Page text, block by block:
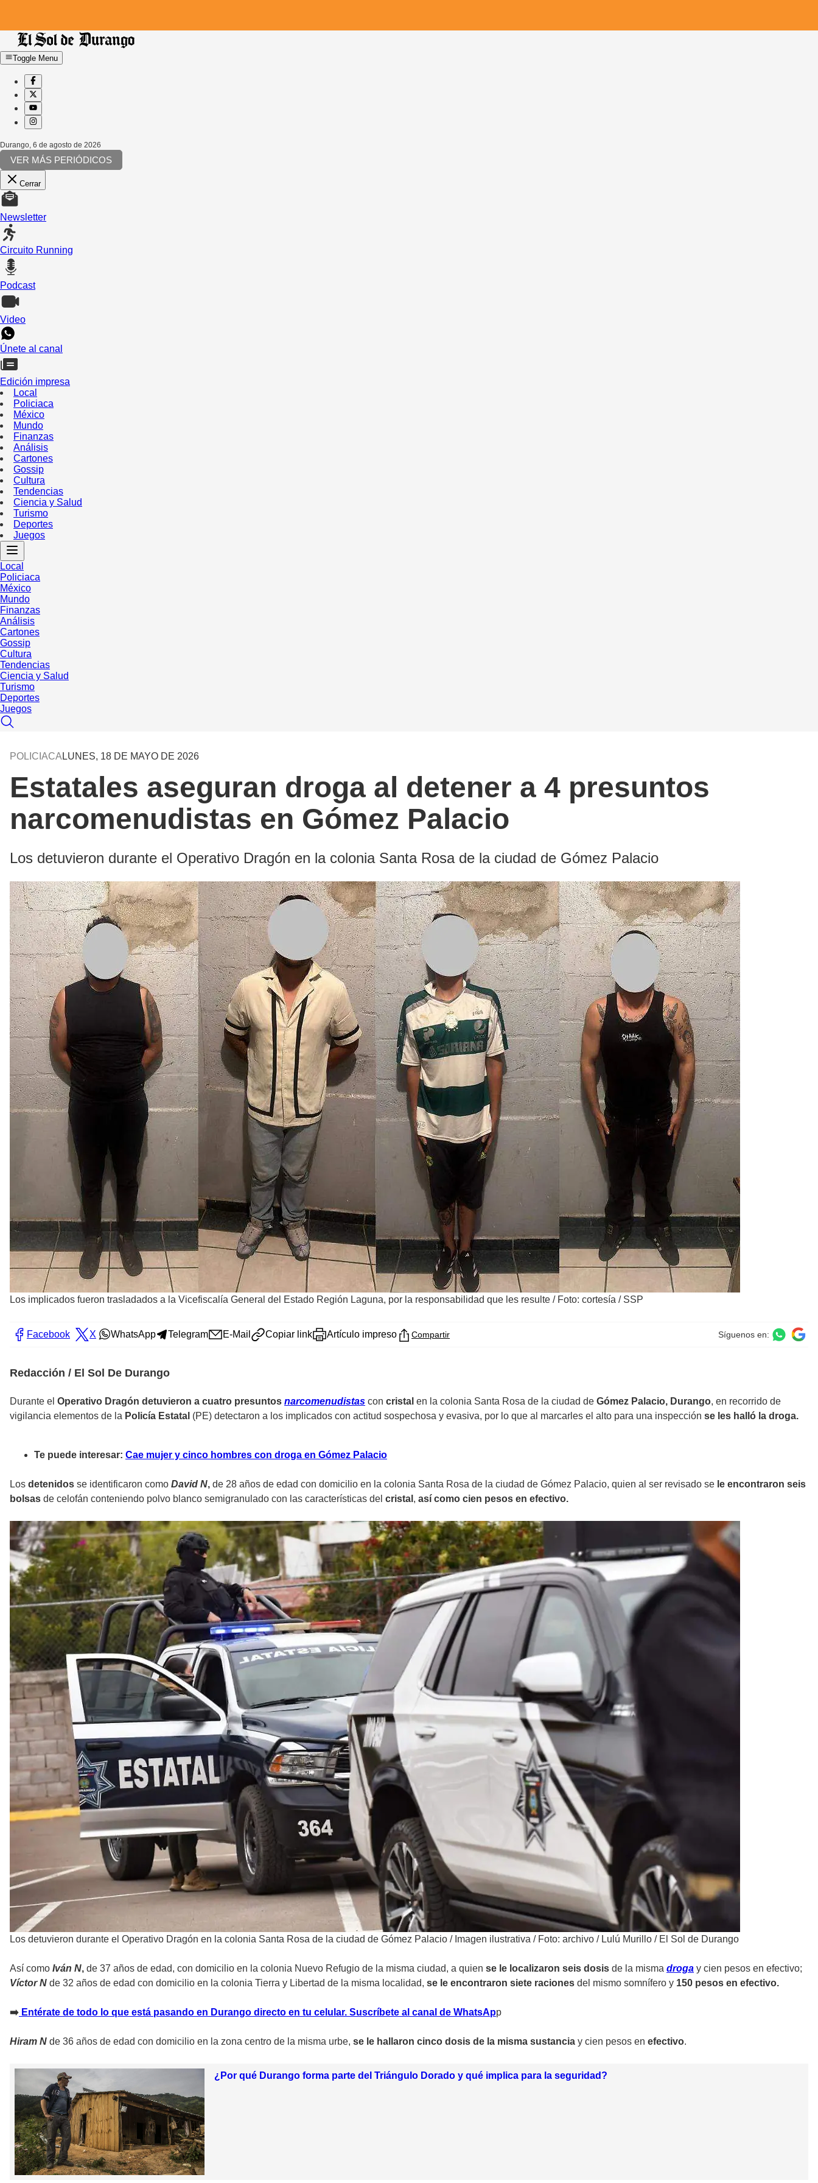
Toggle Menu
Durango 6 de agosto de 2026
VER MÁS PERIÓDICOS
Cerrar
Newsletter
Circuito Running
Podcast
Video
Únete al canal
Edición impresa
Local
Policiaca
México
Mundo
Finanzas
Análisis
Cartones
Gossip
Cultura
Tendencias
Ciencia y Salud
Turismo
Deportes
Juegos
Local
Policiaca
México
Mundo
Finanzas
Análisis
Cartones
Gossip
Cultura
Tendencias
Ciencia y Salud
Turismo
Deportes
Juegos
POLICIACA LUNES, 18 DE MAYO DE 2026
Estatales aseguran droga al detener a 4 presuntos
narcomenudistas en Gómez Palacio
Los detuvieron durante el Operativo Dragón en la colonia Santa Rosa de la ciudad de Gómez Palacio
Los implicados fueron trasladados a la Vicefiscalía General del Estado Región Laguna, por la responsabilidad que les resulte / Foto: cortesía / SSP
Facebook X WhatsApp Telegram E-Mail Copiar link Artículo impreso Compartir Síguenos en:
Redacción / El Sol De Durango
Durante el Operativo Dragón detuvieron a cuatro presuntos narcomenudistas con cristal en la colonia Santa Rosa de la ciudad de Gómez Palacio, Durango, en recorrido de
vigilancia elementos de la Policía Estatal (PE) detectaron a los implicados con actitud sospechosa y evasiva, por lo que al marcarles el alto para una inspección se les halló la droga.
Te puede interesar: Cae mujer y cinco hombres con droga en Gómez Palacio
Los detenidos se identificaron como David N, de 28 años de edad con domicilio en la colonia Santa Rosa de la ciudad de Gómez Palacio, quien al ser revisado se le encontraron seis
bolsas de celofán conteniendo polvo blanco semigranulado con las características del cristal , así como cien pesos en efectivo.
Los detuvieron durante el Operativo Dragón en la colonia Santa Rosa de la ciudad de Gómez Palacio / Imagen ilustrativa / Foto: archivo / Lulú Murillo / El Sol de Durango
Así como Iván N, de 37 años de edad, con domicilio en la colonia Nuevo Refugio de la misma ciudad, a quien se le localizaron seis dosis de la misma droga y cien pesos en efectivo;
Víctor N de 32 años de edad con domicilio en la colonia Tierra y Libertad de la misma localidad, se le encontraron siete raciones del mismo somnífero y 150 pesos en efectivo.
➡ ️ Entérate de todo lo que está pasando en Durango directo en tu celular. Suscríbete al canal de WhatsApp
Hiram N de 36 años de edad con domicilio en la zona centro de la misma urbe, se le hallaron cinco dosis de la misma sustancia y cien pesos en efectivo.
¿Por qué Durango forma parte del Triángulo Dorado y qué implica para la seguridad?